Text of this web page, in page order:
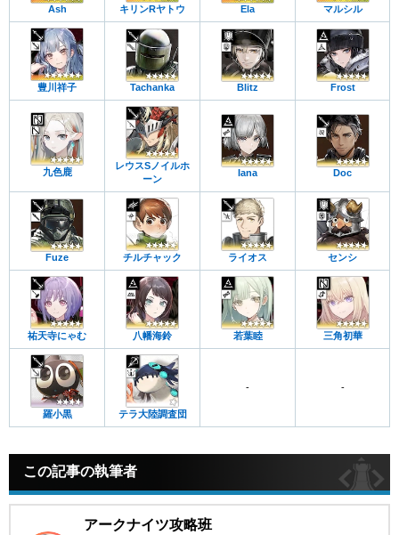
Ash キリンRヤトウ Ela マルシル
豊川祥子 Tachanka Blitz Frost
九色鹿
レウスSノイルホ
ーン
Iana Doc
Fuze チルチャック ライオス センシ
祐天寺にゃむ 八幡海鈴 若葉睦 三角初華
羅小黒 テラ大陸調査団
- -
この記事の執筆者
アークナイツ攻略班